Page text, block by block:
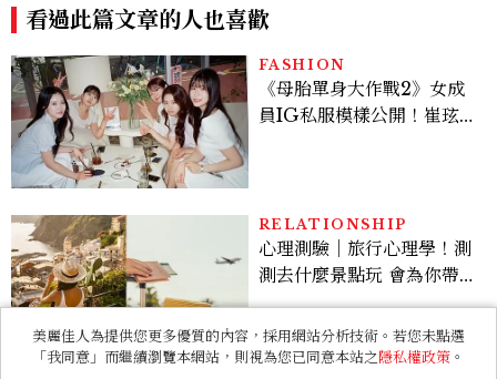
溫柔系歐膩粉絲飆漲、金秀
RELATIONSHIP
心理測驗｜旅行心理學！測
ENTERTAINMENT
《現在不是外遇的問題》意
外好看！抓偷吃反轉變命
案？金憓秀傳奇美腿被讚
爆、金智勳大秀腹肌，曹汝
美麗佳人為提供您更多優質的內容，採用網站分析技術。若您未點選
「我同意」而繼續瀏覽本網站，則視為您已同意本站之隱私權政策 。